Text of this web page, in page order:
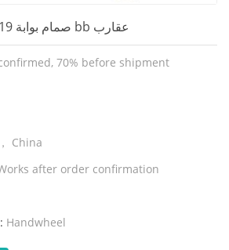
dn80 pn25 din1.0619 صمام بوابة bb عقارب
70% before shipment
China
after order confirmation
Handwheel